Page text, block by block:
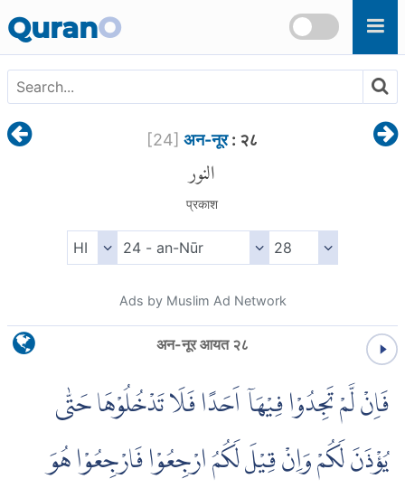
QuranO
[24] अन-नूर: २८
النور
प्रकाश
Ads by Muslim Ad Network
अन-नूर आयत २८
فَاِنْ لَّمْ تَجِدُوْا فِيْهَآ اَحَدًا فَلَا تَدْخُلُوْهَا حَتّٰى
يُؤْذَنَ لَكُمْ وَاِنْ قِيْلَ لَكُمُ ارْجِعُوْا فَارْجِعُوْا هُوَ